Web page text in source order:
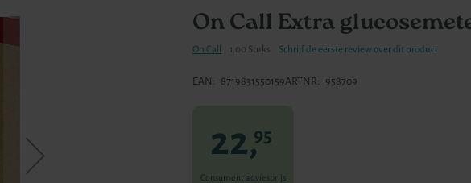
On Call Extra
On Call 1.00 Stuks Schrijf de eerste review over dit product
22,95
Consument adviesprijs
EAN 8719831550159ARTNR 958709